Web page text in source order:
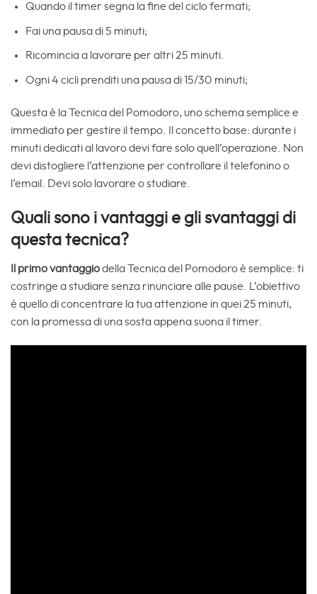
Quando il timer segna la fine del ciclo fermati;
Fai una pausa di 5 minuti;
Ricomincia a lavorare per altri 25 minuti.
Ogni 4 cicli prenditi una pausa di 15/30 minuti;
Questa è la Tecnica del Pomodoro, uno schema semplice e
immediato per gestire il tempo. Il concetto base: durante i
minuti dedicati al lavoro devi fare solo quell’operazione. Non
devi distogliere l’attenzione per controllare il telefonino o
l’email. Devi solo lavorare o studiare.
Quali sono i vantaggi e gli svantaggi di
questa tecnica?
Il primo vantaggiodella Tecnica del Pomodoro è semplice: ti
costringe a studiare senza rinunciare alle pause. L’obiettivo
è quello di concentrare la tua attenzione in quei 25 minuti,
con la promessa di una sosta appena suona il timer.